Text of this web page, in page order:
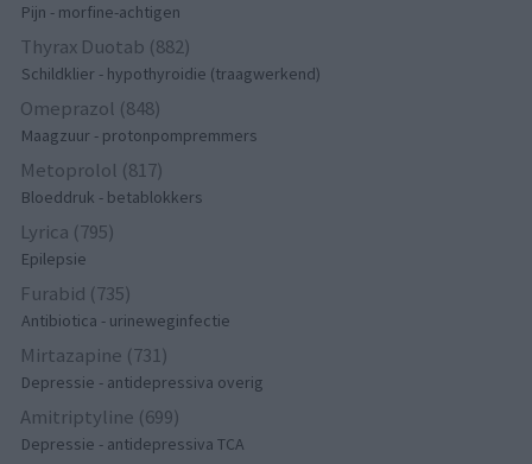
Pijn - morfine-achtigen
Thyrax Duotab (882)
Schildklier - hypothyroidie (traagwerkend)
Omeprazol (848)
Maagzuur - protonpompremmers
Metoprolol (817)
Bloeddruk - betablokkers
Lyrica (795)
Epilepsie
Furabid (735)
Antibiotica - urineweginfectie
Mirtazapine (731)
Depressie - antidepressiva overig
Amitriptyline (699)
Depressie - antidepressiva TCA